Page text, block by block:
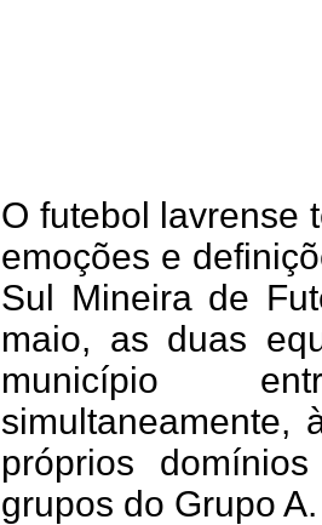
O futebol lavrense
emoções e
Sul Mineira de
maio, as duas
município
simultaneamente,
próprios
grupos do Grupo A.